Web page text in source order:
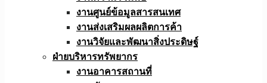
งานศูนย์ข้อมูลสารสนเทศ
งานส่งเสริมผลผลิตการค้า
งานวิจัยและพัฒนาสิ่งประดิษฐ์
ฝ่ายบริหารทรัพยากร
งานอาคารสถานที่